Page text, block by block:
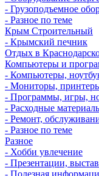
- Грузоподъемное
- Разное по теме
Крым Строительный
- Крымский печник
Отдых в
Компьютеры и
- Компьютеры,
- Мониторы,
- Программы, игры,
- Расходные
- Ремонт,
- Разное по теме
Разное
- Хобби увлечение
- Презентации,
- Полезная